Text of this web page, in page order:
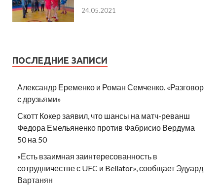
24.05.2021
ПОСЛЕДНИЕ ЗАПИСИ
Александр Еременко и Роман Семченко. «Разговор
с друзьями»
Скотт Кокер заявил, что шансы на матч-реванш
Федора Емельяненко против Фабрисио Вердума
50 на 50
«Есть взаимная заинтересованность в
сотрудничестве с UFC и Bellator», сообщает Эдуард
Вартанян